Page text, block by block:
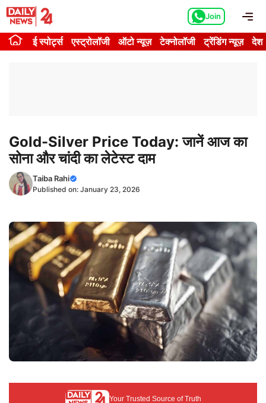
Skip
content
Join
ई स्पोर्ट्स एस्ट्रोलॉजी ऑटो न्यूज़ टेक्नोलॉजी ट्रेंडिंग न्यूज़ देश
Gold-Silver Price Today: जानें आज का
सोना और चांदी का लेटेस्ट दाम
Taiba Rahi
Published on: January 23, 2026
Your Trusted Source of Truth